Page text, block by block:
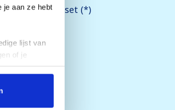
je aan ze hebt
lijst van
of je
ca. €17 p/set (*)